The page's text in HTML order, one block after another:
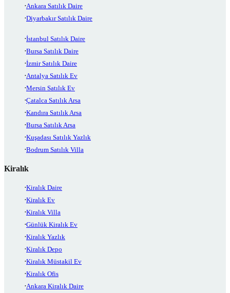
Ankara Satılık Daire
Diyarbakır Satılık Daire
İstanbul Satılık Daire
Bursa Satılık Daire
İzmir Satılık Daire
Antalya Satılık Ev
Mersin Satılık Ev
Çatalca Satılık Arsa
Kandıra Satılık Arsa
Bursa Satılık Arsa
Kuşadası Satılık Yazlık
Bodrum Satılık Villa
Kiralık
Kiralık Daire
Kiralık Ev
Kiralık Villa
Günlük Kiralık Ev
Kiralık Yazlık
Kiralık Depo
Kiralık Müstakil Ev
Kiralık Ofis
Ankara Kiralık Daire